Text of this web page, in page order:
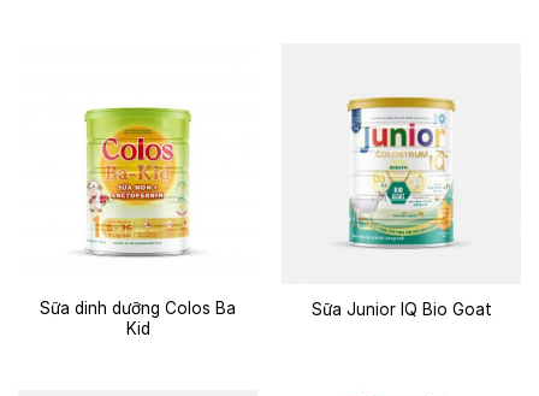
Sữa dinh dưỡng Colos Ba
Kid
Sữa Junior IQ Bio Goat